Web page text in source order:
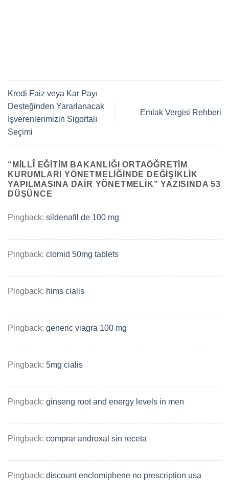
Kredi Faiz veya Kar Payı
Desteğinden Yararlanacak
İşverenlerimizin Sigortalı
Seçimi
Emlak Vergisi Rehberi
“ MILLÎ EĞITIM BAKANLIĞI ORTAÖĞRETIM
KURUMLARI YÖNETMELIĞINDE DEĞIŞIKLIK
YAPILMASINA DAIR YÖNETMELIK” YAZISINDA 53
DÜŞÜNCE
Pingback: sildenafil de 100 mg
Pingback: clomid 50mg tablets
Pingback: hims cialis
Pingback: generic viagra 100 mg
Pingback: 5mg cialis
Pingback: ginseng root and energy levels in men
Pingback: comprar androxal sin receta
Pingback: discount enclomiphene no prescription usa